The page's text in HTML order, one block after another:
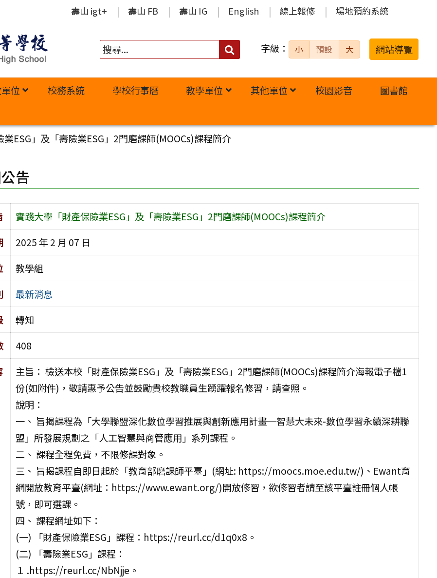
壽山 igt+ 壽山 FB 壽山 IG English 線上報修 場地預約系統
搜
字級： 小 預設 大 網站導覽
位 校務系統 學校行事曆 教學單位 其他單位 校園影音
圖書館
ESG」及「壽險業ESG」2門磨課師(MOOCs)課程簡介
告
實踐大學「財產保險業ESG」及「壽險業ESG」2門磨課師(MOOCs)課程簡介
2025 年 2 月 07 日
教學組
最新消息
轉知
408
主旨： 檢送本校「財產保險業ESG」及「壽險業ESG」2門磨課師(MOOCs)課程簡介海報電子檔1
份(如附件)，敬請惠予公告並鼓勵貴校教職員生踴躍報名修習，請查照。
說明：
一、 旨揭課程為「大學聯盟深化數位學習推展與創新應用計畫─智慧大未來-數位學習永續深耕聯
盟」所發展規劃之「人工智慧與商管應用」系列課程。
二、 課程全程免費，不限修課對象。
三、 旨揭課程自即日起於「教育部磨課師平臺」(網址: https://moocs.moe.edu.tw/)、Ewant育
網開放教育平臺(網址：https://www.ewant.org/)開放修習，欲修習者請至該平臺註冊個人帳
號，即可選課。
四、 課程網址如下：
(一) 「財產保險業ESG」課程：https://reurl.cc/d1q0x8。
(二) 「壽險業ESG」課程：
１ .https://reurl.cc/NbNjje。